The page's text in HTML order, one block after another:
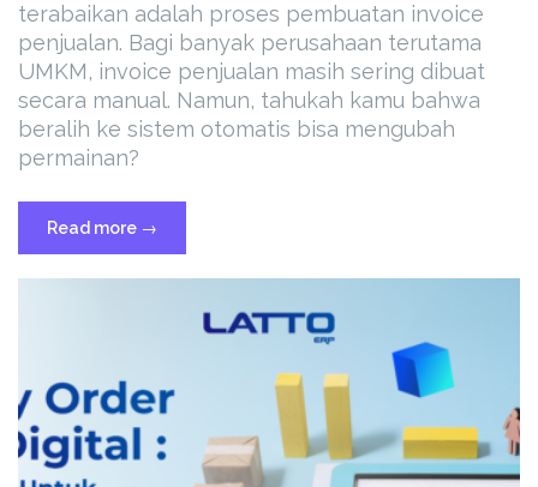
terabaikan adalah proses pembuatan invoice
penjualan. Bagi banyak perusahaan terutama
UMKM, invoice penjualan masih sering dibuat
secara manual. Namun, tahukah kamu bahwa
beralih ke sistem otomatis bisa mengubah
permainan?
Read more “Dari
Manual
ke
Otomatis:
Invoice
Penjualan
di
→